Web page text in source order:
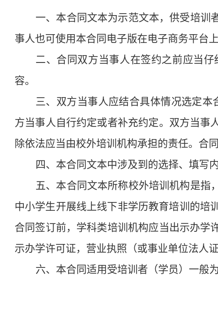
一、本合同文本为示范文本，供受培训
事人也可使用本合同电子版在电子商务平台
二、合同双方当事人在签约之前应当
容。
三、双方当事人应结合具体情况选定
方当事人自行约定或者补充约定。双方当事
除依法应当由校外培训机构承担的责任。合
四、本合同文本中涉及到的选择、填写
五、本合同文本所称校外培训机构是指
中小学生开展线上线下非学历教育培训的培
合同签订前，学科类培训机构应当出示办学
示办学许可证，营业执照（或事业单位法人
六、本合同适用受培训者（学员）一般